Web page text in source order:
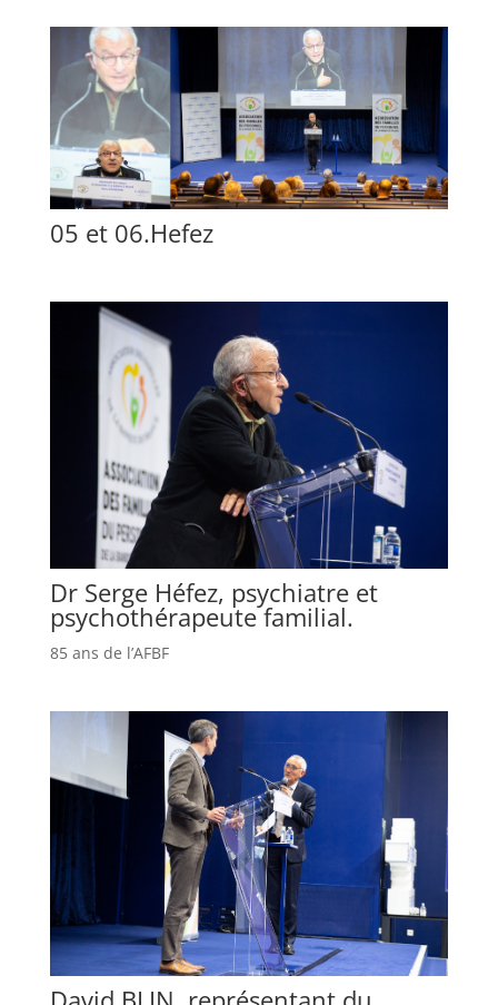
05 et 06.Hefez
Dr Serge Héfez, psychiatre et
psychothérapeute familial.
85 ans de l’AFBF